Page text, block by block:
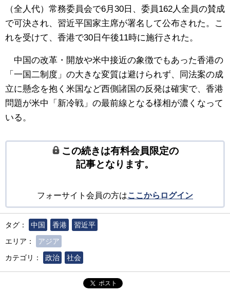
（全人代） 常務委員会で6月30日、委員162人全員の賛成
で可決され、 習近平国家主席が署名して公布された。こ
れを受けて、 香港で30日午後11時に施行された。
中国の改革・開放や米中接近の象徴でもあった香港の
「一国二制度」の大きな変質は避けられず、同法案の成
立に懸念を抱く米国など西側諸国の反発は確実で、香港
問題が米中「新冷戦」の最前線となる様相が濃くなって
いる。
この続きは有料会員限定の
記事となります。
フォーサイト会員の方はここからログイン
タグ： 中国 香港
習近平
エリア：
アジア
カテゴリ：
政治 社会
ポスト